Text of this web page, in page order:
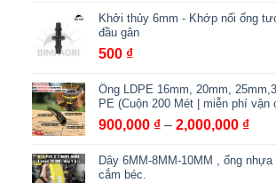
Khởi thủy 6mm - Khớp nối ống
đầu gân
500 ₫
Ống LDPE 16mm, 20mm,
PE (Cuộn 200 Mét | miễn phí vận
900,000 ₫ – 2,000,000 ₫
từ
Dây 6MM-8MM-10MM , ống
cắm béc.